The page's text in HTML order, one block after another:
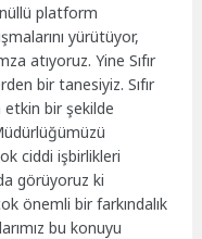
platform
yürütüyor,
atıyoruz. Yine Sıfır
bir tanesiyiz. Sıfır
etkin bir şekilde
ciddi işbirlikleri
görüyoruz ki
önemli bir farkındalık
bu konuyu